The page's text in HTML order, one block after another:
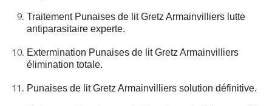
Traitement Punaises de lit Gretz Armainvilliers lutte
antiparasitaire experte.
Extermination Punaises de lit Gretz Armainvilliers
élimination totale.
Punaises de lit Gretz Armainvilliers solution définitive.